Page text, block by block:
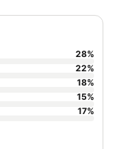
28%
22%
18%
15%
17%